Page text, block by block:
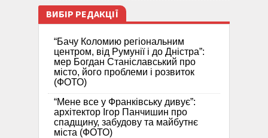
ВИБІР РЕДАКЦІЇ
“Бачу Коломию регіональним
центром, від Румунії і до Дністра”:
мер Богдан Станіславський про
місто, його проблеми і розвиток
(ФОТО)
“Мене все у Франківську дивує”:
архітектор Ігор Панчишин про
спадщину, забудову та майбутнє
міста (ФОТО)